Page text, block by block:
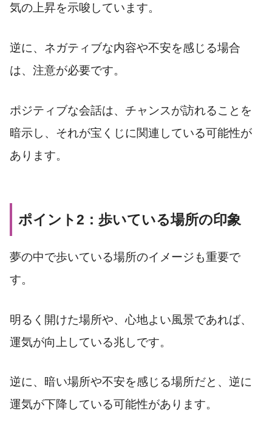
気の上昇を示唆しています。
逆に、ネガティブな内容や不安を感じる場合
は、注意が必要です。
ポジティブな会話は、チャンスが訪れることを
暗示し、それが宝くじに関連している可能性が
あります。
ポイント2：歩いている場所の印象
夢の中で歩いている場所のイメージも重要で
す。
明るく開けた場所や、心地よい風景であれば、
運気が向上している兆しです。
逆に、暗い場所や不安を感じる場所だと、逆に
運気が下降している可能性があります。